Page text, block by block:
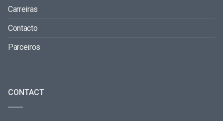
Carreiras
Contacto
Parceiros
CONTACT